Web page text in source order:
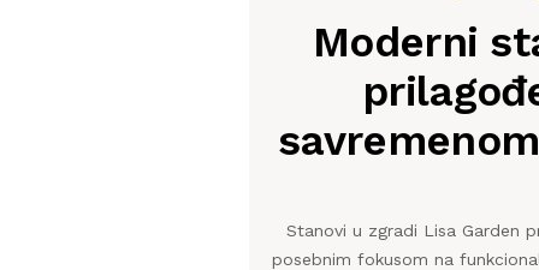
Moderni
Stanovi u zgradi Lisa Garden
posebnim fokusom na